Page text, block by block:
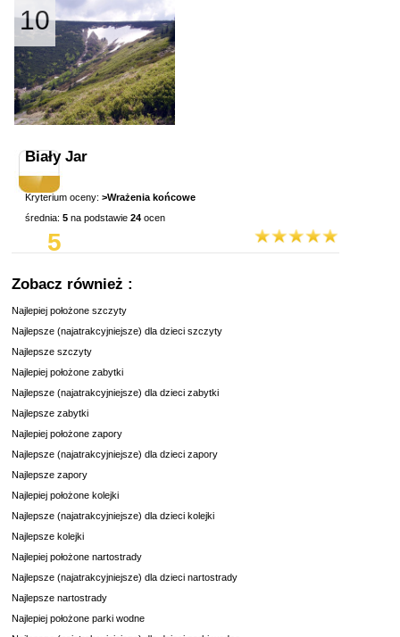
10
Biały Jar
Kryterium oceny: >Wrażenia końcowe
średnia: 5 na podstawie 24 ocen
5
Zobacz również :
Najlepiej położone szczyty
Najlepsze (najatrakcyjniejsze) dla dzieci szczyty
Najlepsze szczyty
Najlepiej położone zabytki
Najlepsze (najatrakcyjniejsze) dla dzieci zabytki
Najlepsze zabytki
Najlepiej położone zapory
Najlepsze (najatrakcyjniejsze) dla dzieci zapory
Najlepsze zapory
Najlepiej położone kolejki
Najlepsze (najatrakcyjniejsze) dla dzieci kolejki
Najlepsze kolejki
Najlepiej położone nartostrady
Najlepsze (najatrakcyjniejsze) dla dzieci nartostrady
Najlepsze nartostrady
Najlepiej położone parki wodne